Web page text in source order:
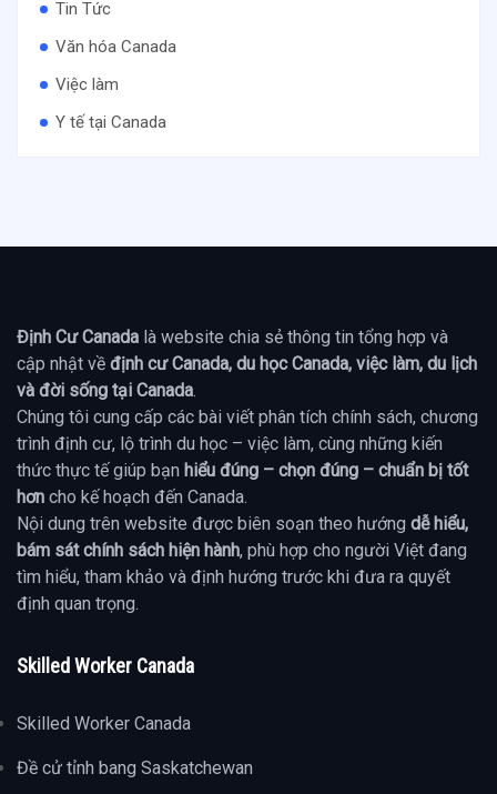
Tin Tức
Văn hóa Canada
Việc làm
Y tế tại Canada
Định Cư Canada là website chia sẻ thông tin tổng hợp và
cập nhật về định cư Canada, du học Canada, việc làm, du lịch
và đời sống tại Canada.
Chúng tôi cung cấp các bài viết phân tích chính sách, chương
trình định cư, lộ trình du học – việc làm, cùng những kiến
thức thực tế giúp bạn hiểu đúng – chọn đúng – chuẩn bị tốt
hơn cho kế hoạch đến Canada.
Nội dung trên website được biên soạn theo hướng dễ hiểu,
bám sát chính sách hiện hành, phù hợp cho người Việt đang
tìm hiểu, tham khảo và định hướng trước khi đưa ra quyết
định quan trọng.
Skilled Worker Canada
Skilled Worker Canada
Đề cử tỉnh bang Saskatchewan